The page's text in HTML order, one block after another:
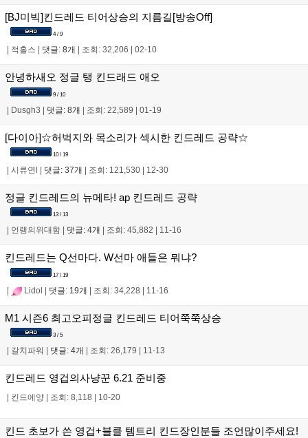
[BJ미빅]킨드레드 티어상승의 지름길[방송Off]
4 / 9
적홀스 댓글: 8개 조회: 32,206 02-10
안녕하새오 정글 탱 킨드래드 애오
9 / 10
| Dusgh3 | 댓글: 8개 | 조회: 22,589 | 01-19
[다이아]☆허벅지와 목소리가 섹시한 킨드레드 공략☆
10 / 19
시류연l 댓글: 37개 조회: 121,530 12-30
정글 킨드레드의 뉴메타! ap 킨드레드 공략
13 / 13
언랭의위대함 댓글: 4개 조회: 45,882 11-16
킨드레드는 Q선마다. W선마 애들은 뭐냐?
17 / 19
| Lidol | 댓글: 19개 | 조회: 34,228 | 11-16
M1 시즌6 최고오피정글 킨드레드 티어쭉쭉상승
3 / 5
갈치파워 댓글: 4개 조회: 26,179 11-13
킨드레드 영겁의사냥꾼 6.21 준비중
킨드에양 조회: 8,118 10-20
킨드 초보가 쓴 영겁+블클 템트리 킨드장인분들 조언많이주세요!